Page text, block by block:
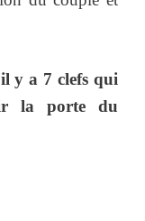
y a 7 clefs qui
la porte du